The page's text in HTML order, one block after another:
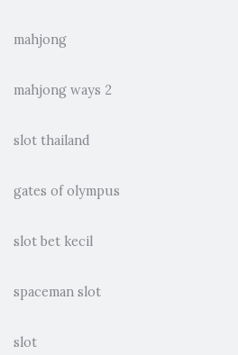
mahjong
mahjong ways 2
slot thailand
gates of olympus
slot bet kecil
spaceman slot
slot